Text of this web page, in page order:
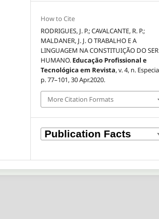
How to Cite
RODRIGUES, J. P.; CAVALCANTE, R. P.;
MALDANER, J. J. O TRABALHO E A
LINGUAGEM NA CONSTITUIÇÃO DO SER
HUMANO. Educação Profissional e
Tecnológica em Revista, v. 4, n.
p. 77–101, 30 Apr.2020.
More Citation Formats